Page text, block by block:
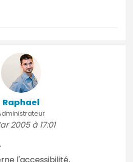
Raphael
2005 à 17:01
l'accessibilité,